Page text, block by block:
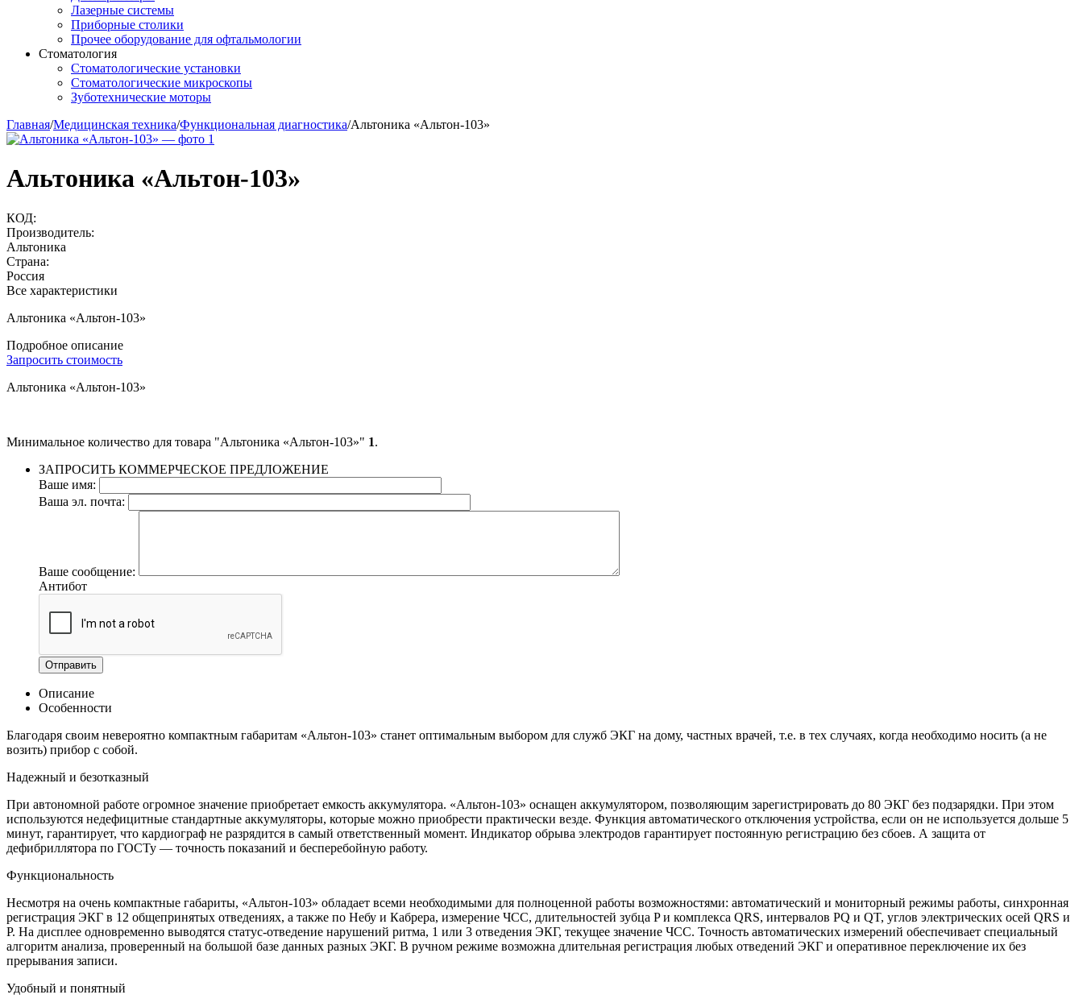
Лазерные системы
Приборные столики
Прочее оборудование для офтальмологии
Стоматология
Стоматологические установки
Стоматологические микроскопы
Зуботехнические моторы
Главная/Медицинская техника/Функциональная диагностика/Альтоника «Альтон-103»
Альтоника «Альтон-103»
КОД:
Производитель:
Альтоника
Страна:
Россия
Все характеристики
Альтоника «Альтон-103»
Подробное описание
Запросить стоимость
Альтоника «Альтон-103»
Минимальное количество для товара "Альтоника «Альтон-103»" 1.
ЗАПРОСИТЬ КОММЕРЧЕСКОЕ ПРЕДЛОЖЕНИЕ
Ваше имя:
Ваша эл. почта:
Ваше сообщение:
Антибот
Отправить
Описание
Особенности
Благодаря своим невероятно компактным габаритам «Альтон-103» станет оптимальным выбором для служб ЭКГ на дому, частных врачей, т.е. в тех случаях, когда необходимо носить (а не
возить) прибор с собой.
Надежный и безотказный
При автономной работе огромное значение приобретает емкость аккумулятора. «Альтон-103» оснащен аккумулятором, позволяющим зарегистрировать до 80 ЭКГ без подзарядки. При этом
используются недефицитные стандартные аккумуляторы, которые можно приобрести практически везде. Функция автоматического отключения устройства, если он не используется дольше 5
минут, гарантирует, что кардиограф не разрядится в самый ответственный момент. Индикатор обрыва электродов гарантирует постоянную регистрацию без сбоев. А защита от
дефибриллятора по ГОСТу — точность показаний и бесперебойную работу.
Функциональность
Несмотря на очень компактные габариты, «Альтон-103» обладает всеми необходимыми для полноценной работы возможностями: автоматический и мониторный режимы работы, синхронная
регистрация ЭКГ в 12 общепринятых отведениях, а также по Небу и Кабрера, измерение ЧСС, длительностей зубца P и комплекса QRS, интервалов PQ и QT, углов электрических осей QRS и
P. На дисплее одновременно выводятся статус-отведение нарушений ритма, 1 или 3 отведения ЭКГ, текущее значение ЧСС. Точность автоматических измерений обеспечивает специальный
алгоритм анализа, проверенный на большой базе данных разных ЭКГ. В ручном режиме возможна длительная регистрация любых отведений ЭКГ и оперативное переключение их без
прерывания записи.
Удобный и понятный